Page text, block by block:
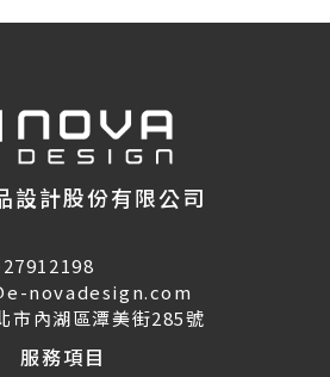
設計股份有限公司
novadesign.com
市內湖區潭美街285號
服務項目